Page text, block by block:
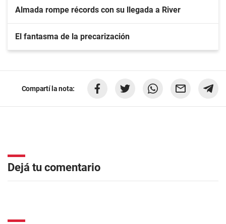
Almada rompe récords con su llegada a River
El fantasma de la precarización
Compartí la nota:
Dejá tu comentario